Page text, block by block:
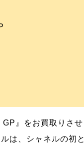
』をお買取りさせ
は、シャネルの初と